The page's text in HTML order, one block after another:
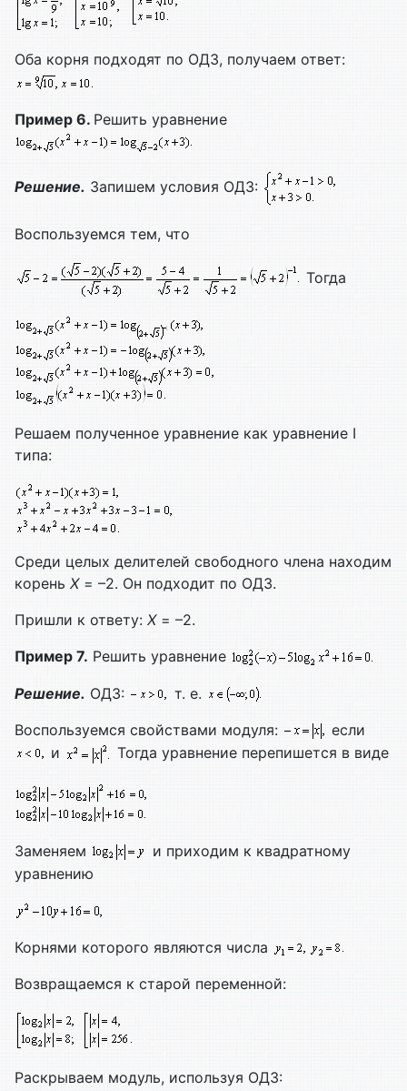
Оба корня подходят по ОДЗ, получаем ответ:
Пример 6. Решить уравнение
Решение. Запишем условия ОДЗ:
Воспользуемся тем, что
Тогда
Решаем полученное уравнение как уравнение I
типа:
Среди целых делителей свободного члена находим
корень Х= –2. Он подходит по ОДЗ.
Пришли к ответу: Х= –2.
Пример 7. Решить уравнение
Решение. ОДЗ:
т. е.
Воспользуемся свойствами модуля:
если
и
Тогда уравнение перепишется в виде
Заменяем
и приходим к квадратному
уравнению
Корнями которого являются числа
Возвращаемся к старой переменной:
Раскрываем модуль, используя ОДЗ: